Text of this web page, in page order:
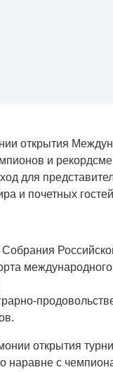
открытия
и
для
и почетных
открытия
наравне с